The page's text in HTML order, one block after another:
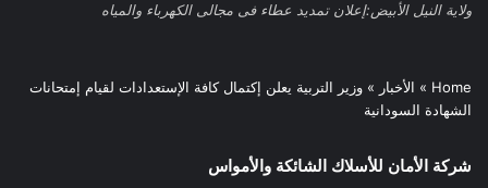
ولاية النيل الأبيض:إعلان تمديد عطاء فى مجالى الكهرباء والمياه
Home
» الأخبار » وزير التربية يعلن إكتمال كافة الإستعدادات لقيام إمتحانات
الشهادة السودانية
شركة الأمان للأسلاك الشائكة والأمواس